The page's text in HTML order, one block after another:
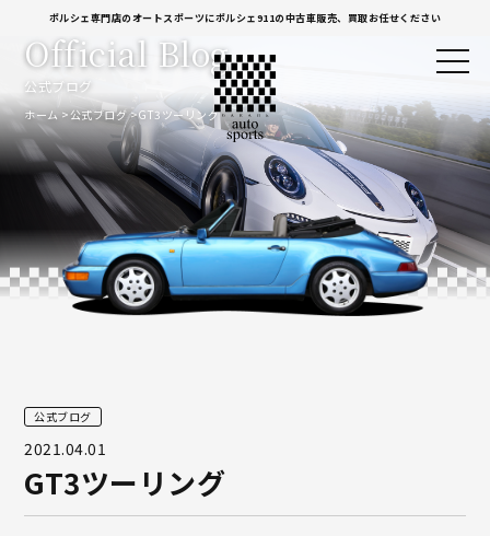
ポルシェ専門店のオートスポーツにポルシェ911の中古車販売、買取お任せください
公式ブログ
Official Blog
ホーム 公式ブログ GT3ツーリング
公式ブログ
2021.04.01
GT3ツーリング